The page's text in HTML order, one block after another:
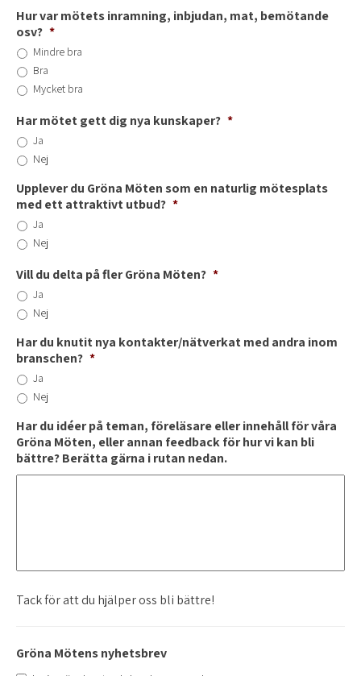
Hur var mötets inramning, inbjudan, mat, bemötande
osv? *
Mindre bra
Bra
Mycket bra
Har mötet gett dig nya kunskaper? *
Ja
Nej
Upplever du Gröna Möten som en naturlig mötesplats
med ett attraktivt utbud? *
Ja
Nej
Vill du delta på fler Gröna Möten? *
Ja
Nej
Har du knutit nya kontakter/nätverkat med andra inom
branschen? *
Ja
Nej
Har du idéer på teman, föreläsare eller innehåll för våra
Gröna Möten, eller annan feedback för hur vi kan bli
bättre? Berätta gärna i rutan nedan.
Tack för att du hjälper oss bli bättre!
Gröna Mötens nyhetsbrev